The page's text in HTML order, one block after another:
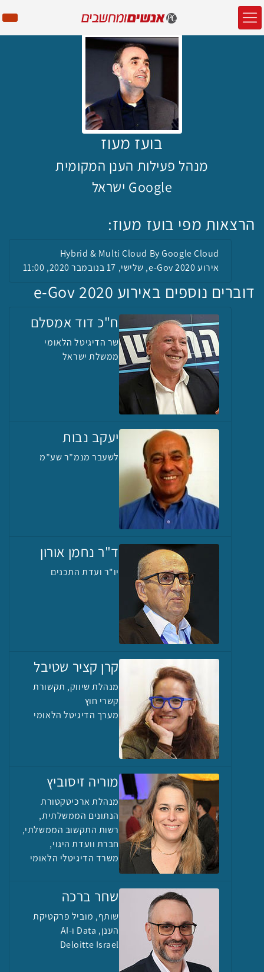
בועז מעוז
מנהל פעילות הענן המקומית
Google ישראל
הרצאות מפי בועז מעוז:
Hybrid & Multi Cloud By Google Cloud
אירוע e-Gov 2020, שלישי, 17 בנובמבר 2020, 11:00
דוברים נוספים באירוע e-Gov 2020
ח"כ דוד אמסלם
שר הדיגיטל הלאומי
ממשלת ישראל
יעקב נבות
לשעבר מנמ”ר שע”מ
ד"ר נחמן אורון
יו"ר ועדת התכנים
קרן קציר שטיבל
מנהלת שיווק, תקשורת
קשרי חוץ
מערך הדיגיטל הלאומי
מוריה זיסוביץ
מנהלת ארכיטקטורת
הנתונים הממשלתית,
רשות התקשוב הממשלתי,
חברת וועדת היגוי,
משרד הדיגיטלי הלאומי
שחר ברכה
שותף, מוביל פרקטיקת
הענן, Data ו-AI
Deloitte Israel